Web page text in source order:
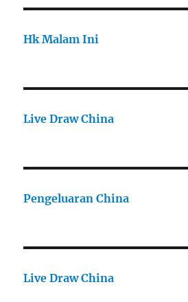
Hk Malam Ini
Live Draw China
Pengeluaran China
Live Draw China